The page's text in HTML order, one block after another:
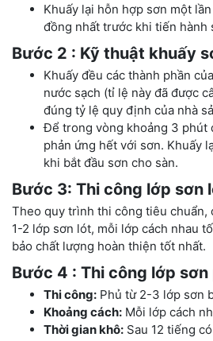
Khuấy lại hỗn hợp sơn một
đồng nhất trước khi tiến hành
Bước 2 : Kỹ thuật khuấy
Khuấy đều các thành phần
nước sạch (tỉ lệ này đã được
đúng tỷ lệ quy định của nhà
Để trong vòng khoảng 3 phút
phản ứng hết với sơn. Khuấy
khi bắt đầu sơn cho sàn.
Bước 3: Thi công lớp sơn
Theo quy trình thi công tiêu chuẩn,
1-2 lớp sơn lót, mỗi lớp cách nhau
bảo chất lượng hoàn thiện tốt nhất.
Bước 4 : Thi công lớp sơn
Thi công: Phủ từ 2-3 lớp sơn
Khoảng cách: Mỗi lớp cách
Thời gian khô: Sau 12 tiếng